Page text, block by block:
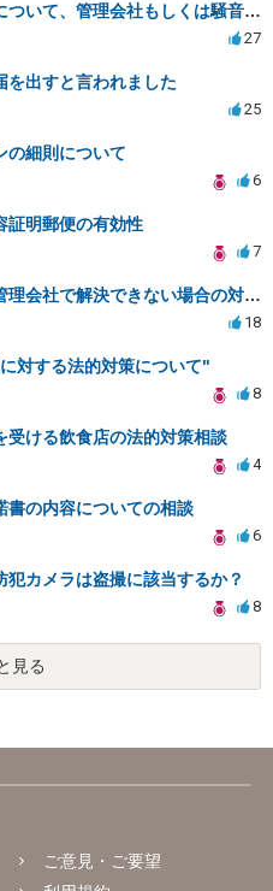
騒音による引越し代請求について、管理会社もしくは騒音主から請求できるか？
27
を出すと言われました
25
の細則について
6
証明郵便の有効性
7
隣人の騒音問題、警察や管理会社で解決できない場合の対策は？
18
対する法的対策について"
8
受ける飲食店の法的対策相談
4
書の内容についての相談
6
犯カメラは盗撮に該当するか？
8
見る
ご意見・ご要望